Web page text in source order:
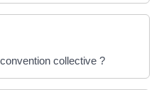
collective ?